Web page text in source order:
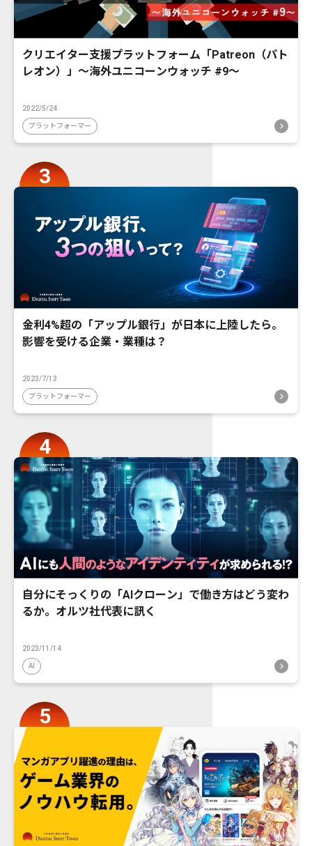
クリエイター支援プラットフォーム「Patreon（パト
レオン）」〜海外ユニコーンウォッチ #9〜
2022/5/24
プラットフォーマー
金利4%超の「アップル銀行」が日本に上陸したら。
影響を受ける企業・業種は？
2023/7/13
プラットフォーマー
自分にそっくりの「AIクローン」で働き方はどう変わ
るか。オルツ社代表に訊く
2023/11/14
AI